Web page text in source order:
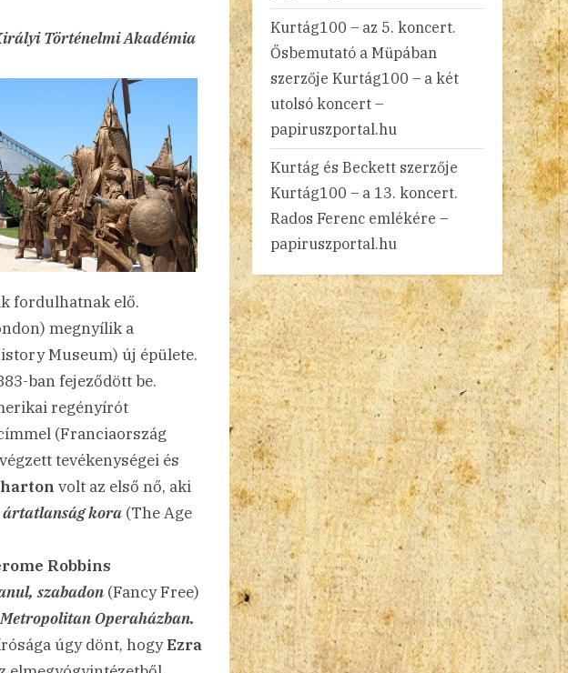
Történelmi Akadémia
fordulhatnak elő.
megnyílik a
Museum) új épülete.
ban fejeződött be.
regényírót
(Franciaország
tevékenységei és
volt az első nő, aki
ártatlanság kora (The Age
Robbins
szabadon (Fancy Free)
Metropolitan Operaházban.
úgy dönt, hogyEzra
Kurtág100 – az 5. koncert.
Ősbemutató a Müpában
szerzője Kurtág100 – a két
utolsó koncert –
papiruszportal.hu
Kurtág és Beckett szerzője
Kurtág100 – a 13. koncert.
Rados Ferenc emlékére –
papiruszportal.hu